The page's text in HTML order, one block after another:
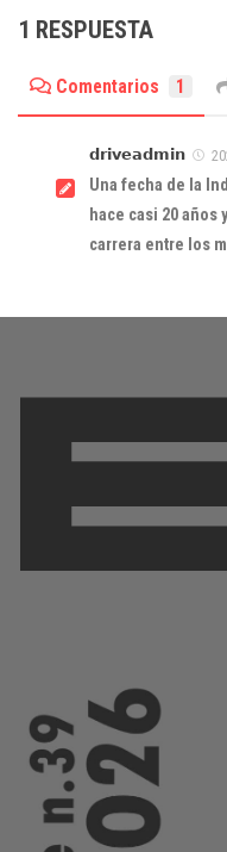
1 RESPUESTA
Comentarios 1
𝗱𝗿𝗶𝘃𝗲𝗮𝗱𝗺𝗶𝗻
Una fecha de la
hace casi 20 años
carrera entre los